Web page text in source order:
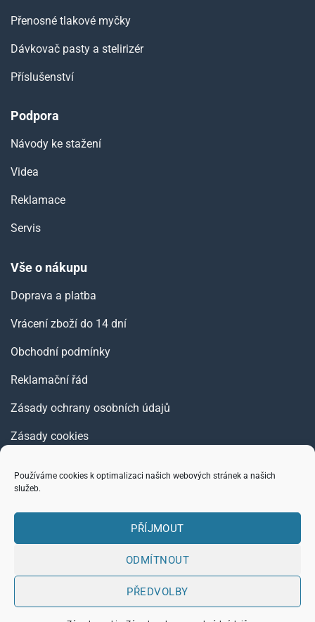
Používáme cookies k optimalizaci našich webových stránek a našich
služeb.
PŘÍJMOUT
ODMÍTNOUT
PŘEDVOLBY
Přenosné tlakové myčky
Dávkovač pasty a stelirizér
Příslušenství
Podpora
Návody ke stažení
Videa
Reklamace
Servis
Vše o nákupu
Doprava a platba
Vrácení zboží do 14 dní
Obchodní podmínky
Reklamační řád
Zásady ochrany osobních údajů
Zásady cookies
Copyright ©
BLAKAR trading s.r.o.